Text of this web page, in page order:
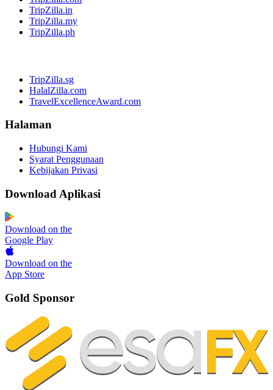
TripZilla.in
TripZilla.my
TripZilla.ph
TripZilla.sg
HalalZilla.com
TravelExcellenceAward.com
Halaman
Hubungi Kami
Syarat Penggunaan
Kebijakan Privasi
Download Aplikasi
Download on the
Google Play
Download on the
App Store
Gold Sponsor